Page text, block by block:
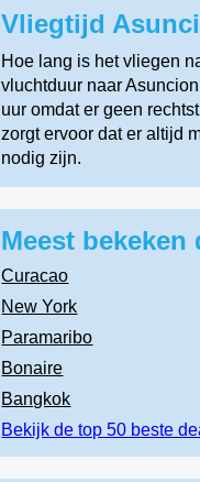
Vliegtijd
Hoe lang is het vliegen
vluchtduur naar
uur omdat er geen
zorgt ervoor dat er altijd
nodig zijn.
Meest bekeken
Curacao
New York
Paramaribo
Bonaire
Bangkok
Bekijk de top 50 beste